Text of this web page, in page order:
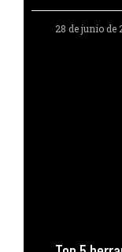
28 de junio de